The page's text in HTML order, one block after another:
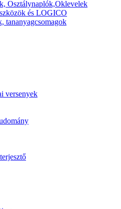
Osztálynaplók,Oklevelek
és LOGICO
tananyagcsomagok
versenyek